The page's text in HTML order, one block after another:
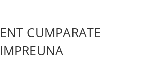
CUMPARATE
IMPREUNA